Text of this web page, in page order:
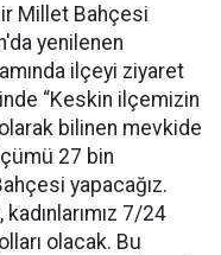
Millet Bahçesi
yenilenen
ilçeyi ziyaret
“Keskin ilçemizin
bilinen mevkide
27 bin
yapacağız.
7/24
olacak. Bu